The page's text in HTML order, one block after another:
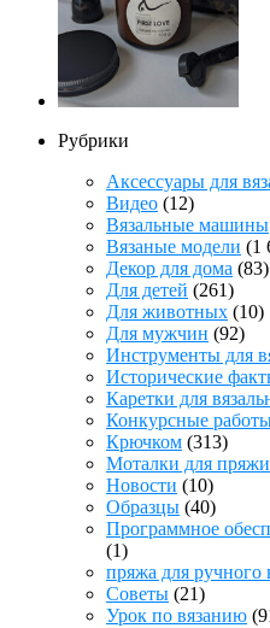
Рубрики
Аксессуары для
Видео (12)
Вязальные машины
Вязаные модели (1
Декор для дома (83)
Для детей (261)
Для животных (10)
Для мужчин (92)
Инструменты для
Исторические
Каретки для
Конкурсные
Крючком (313)
Моталки для пряжи
Новости (10)
Образцы (40)
Программное
(1)
пряжа для ручного
Советы (21)
Урок по вязанию